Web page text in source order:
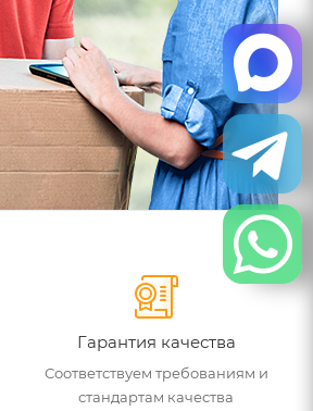
Гарантия качества
Соответствуем требованиям и
стандартам качества